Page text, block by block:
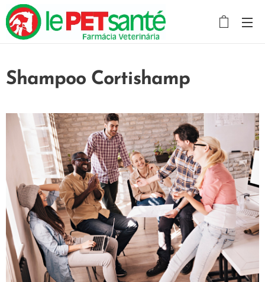
Shampoo Cortishamp